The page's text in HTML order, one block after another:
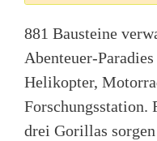
881 Bausteine
Abenteuer-
Helikopter,
Forschungsstation.
drei Gorillas